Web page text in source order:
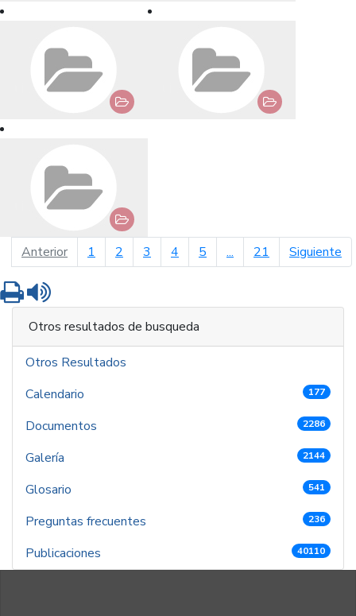
Anteriorpágina anterior
1 2 3 4 5 ... 21 Siguiente
Imprimir
Otros resultados de busqueda
Otros Resultados
Calendario
177
Documentos 2286
Galería 2144
Glosario 541
Preguntas frecuentes 236
Publicaciones 40110